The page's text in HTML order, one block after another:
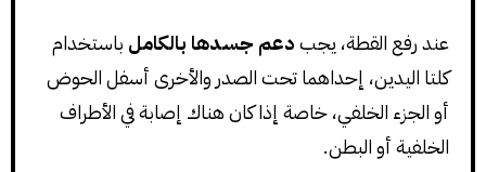
عند رفع القطة، يجبدعم جسدها بالكامل باستخدام
كلتا اليدين، إحداهما تحت الصدر والأخرى أسفل الحوض
أو الجزء الخلفي، خاصة إذا كان هناك إصابة في الأطراف
الخلفية أو البطن.